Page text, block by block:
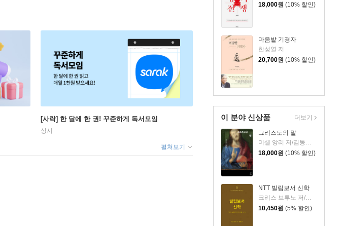
18,000원 (10% 할인)
마음밭 기경자
한성열 저
20,700원 (10% 할인)
이 분야 신상품
그리스도의 말
18,000원 (10% 할인)
NTT 빌립보서 신학
크리스 브루노 저/권대영 역
10,450원 (5% 할인)
더보기
[사락] 한 달에 한 권! 꾸준하게 독서모임
상시
펼쳐보기